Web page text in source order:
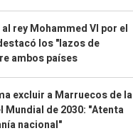
rey Mohammed VI por el
los "lazos de
ambos países
excluir a Marruecos de la
Mundial de 2030: "Atenta
nacional"